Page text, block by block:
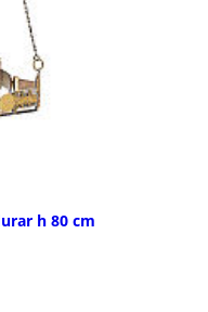
h 80 cm